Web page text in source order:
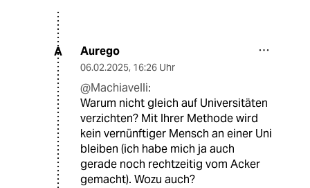
A Aurego
06.02.2025, 16:26 Uhr
@Machiavelli:
Warum nicht gleich auf Universitäten
verzichten? Mit Ihrer Methode wird
kein vernünftiger Mensch an einer Uni
bleiben (ich habe mich ja auch
gerade noch rechtzeitig vom Acker
gemacht). Wozu auch?